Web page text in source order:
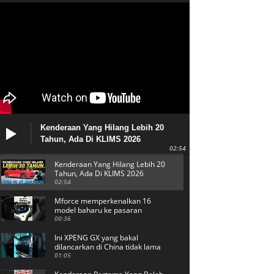
Kenderaan Yang Hilang Lebih 20
Tahun, Ada Di KLIMS 2026
02:54
Kenderaan Yang Hilang Lebih 20
Tahun, Ada Di KLIMS 2026
02:54
Mforce memperkenalkan 16
model baharu ke pasaran
tempatan, salah satu adalah
00:36
Ini XPENG GX yang bakal
dilancarkan di China tidak lama
lagi. Mewah!
01:05